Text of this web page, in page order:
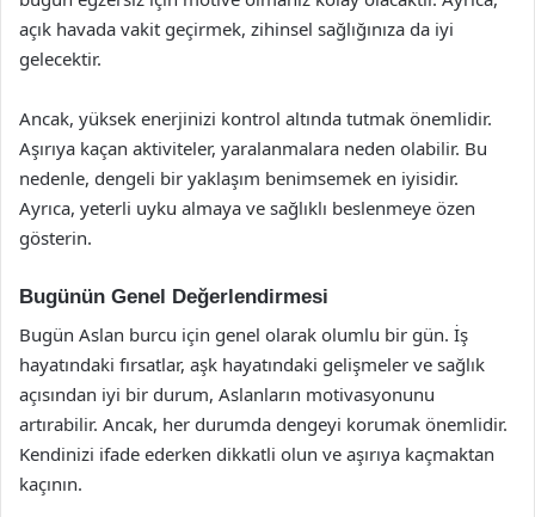
açık havada vakit geçirmek, zihinsel sağlığınıza da iyi
gelecektir.
Ancak, yüksek enerjinizi kontrol altında tutmak önemlidir.
Aşırıya kaçan aktiviteler, yaralanmalara neden olabilir. Bu
nedenle, dengeli bir yaklaşım benimsemek en iyisidir.
Ayrıca, yeterli uyku almaya ve sağlıklı beslenmeye özen
gösterin.
Bugünün Genel Değerlendirmesi
Bugün Aslan burcu için genel olarak olumlu bir gün. İş
hayatındaki fırsatlar, aşk hayatındaki gelişmeler ve sağlık
açısından iyi bir durum, Aslanların motivasyonunu
artırabilir. Ancak, her durumda dengeyi korumak önemlidir.
Kendinizi ifade ederken dikkatli olun ve aşırıya kaçmaktan
kaçının.